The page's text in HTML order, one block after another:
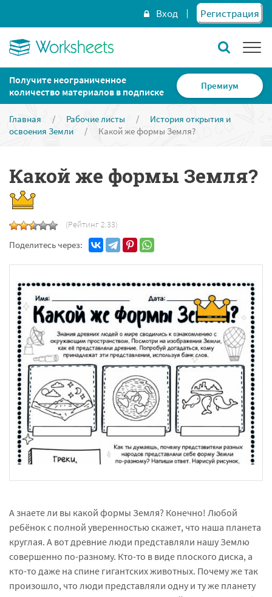
Вход Регистрация
Получите неограниченное
количество материалов в подписке
Премиум
Главная / Рабочие листы /
История открытия и
освоения Земли
/ Какой же формы Земля?
Какой же формы Земля?
(Рейтинг 2.33)
Поделитесь через:
А знаете ли вы какой формы Земля? Конечно! Любой
ребёнок с полной уверенностью скажет, что наша планета
круглая. А вот древние люди представляли нашу Землю
совершенно по-разному. Кто-то в виде плоского диска, а
кто-то даже на спине гигантских животных. Почему же так
произошло, что люди представляли одну и ту же планету